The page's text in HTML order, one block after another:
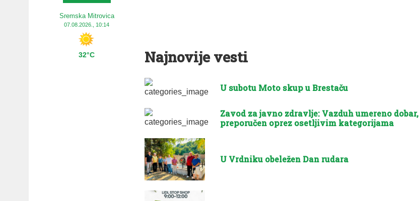
Sremska Mitrovica
07.08.2026., 10:14
32°C Najnovije vesti
U subotu Moto skup u Brestaču
Zavod za javno zdravlje: Vazduh umereno dobar,
preporučen oprez osetljivim kategorijama
U Vrdniku obeležen Dan rudara